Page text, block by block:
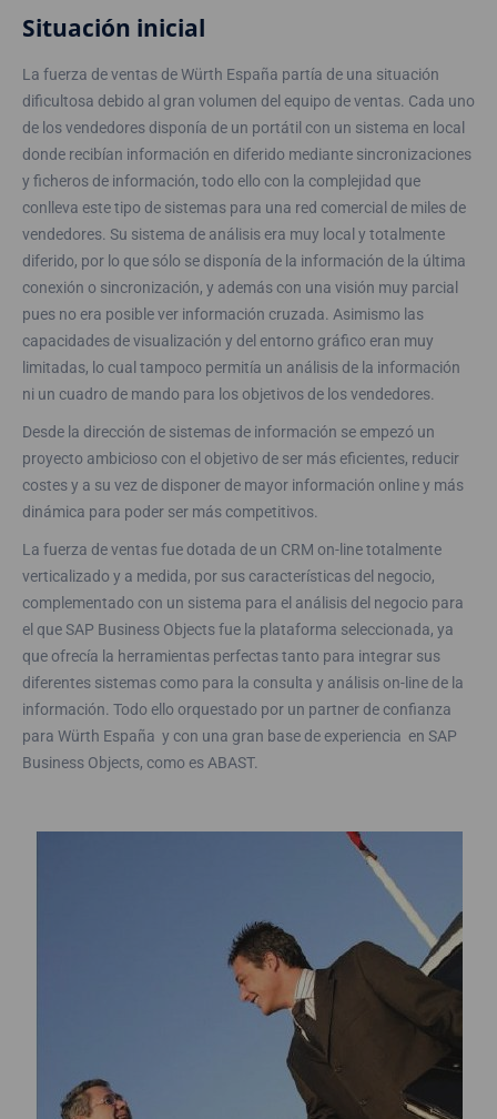
Situación inicial
La fuerza de ventas de Würth España partía de una situación
dificultosa debido al gran volumen del equipo de ventas. Cada uno
de los vendedores disponía de un portátil con un sistema en local
donde recibían información en diferido mediante sincronizaciones
y ficheros de información, todo ello con la complejidad que
conlleva este tipo de sistemas para una red comercial de miles de
vendedores. Su sistema de análisis era muy local y totalmente
diferido, por lo que sólo se disponía de la información de la última
conexión o sincronización, y además con una visión muy parcial
pues no era posible ver información cruzada. Asimismo las
capacidades de visualización y del entorno gráfico eran muy
limitadas, lo cual tampoco permitía un análisis de la información
ni un cuadro de mando para los objetivos de los vendedores.
Desde la dirección de sistemas de información se empezó un
proyecto ambicioso con el objetivo de ser más eficientes, reducir
costes y a su vez de disponer de mayor información online y más
dinámica para poder ser más competitivos.
La fuerza de ventas fue dotada de un CRM on-line totalmente
verticalizado y a medida, por sus características del negocio,
complementado con un sistema para el análisis del negocio para
el que SAP Business Objects fue la plataforma seleccionada, ya
que ofrecía la herramientas perfectas tanto para integrar sus
diferentes sistemas como para la consulta y análisis on-line de la
información. Todo ello orquestado por un partner de confianza
para Würth España y con una gran base de experiencia en SAP
Business Objects, como es ABAST.